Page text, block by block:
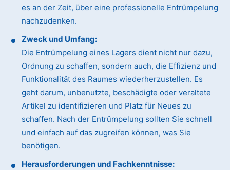
es an der Zeit, über eine professionelle Entrümpelung
nachzudenken.
Zweck und Umfang:
Die Entrümpelung eines Lagers dient nicht nur dazu,
Ordnung zu schaffen, sondern auch, die Effizienz und
Funktionalität des Raumes wiederherzustellen. Es
geht darum, unbenutzte, beschädigte oder veraltete
Artikel zu identifizieren und Platz für Neues zu
schaffen. Nach der Entrümpelung sollten Sie schnell
und einfach auf das zugreifen können, was Sie
benötigen.
Herausforderungen und Fachkenntnisse: